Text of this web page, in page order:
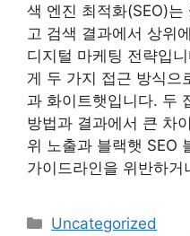
색 엔진 최적화(SEO)
고 검색 결과에서 상위
디지털 마케팅 전략입
게 두 가지 접근 방식으
과 화이트햇입니다. 두
방법과 결과에서 큰 차
위 노출과 블랙햇 SEO
가이드라인을 위반하
Categories
Uncategorized